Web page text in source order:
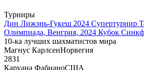
Турниры
Дин Лижэнь-Гукеш 2024 Супертурнир
Олимпиада, Венгрия, 2024 Кубок
10-ка лучших шахматистов мира
Магнус КарлсенНорвегия
2831
Каруана ФабианоСША